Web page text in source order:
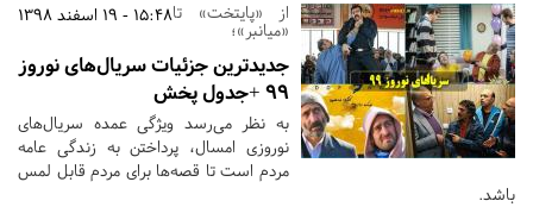
15:48 - 19 اسفند 1398از «پایتخت» تا
«میانبر»؛
جدیدترین جزئیات سریال‌های نوروز
۹۹ +جدول پخش
به نظر می‌رسد ویژگی عمده سریال‌های
نوروزی امسال، پرداختن به زندگی عامه
مردم است تا قصه‌ها برای مردم قابل لمس
باشد.